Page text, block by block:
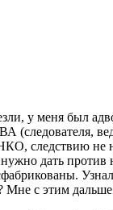
у меня был
(следователя,
следствию не
дать
Мне с этим